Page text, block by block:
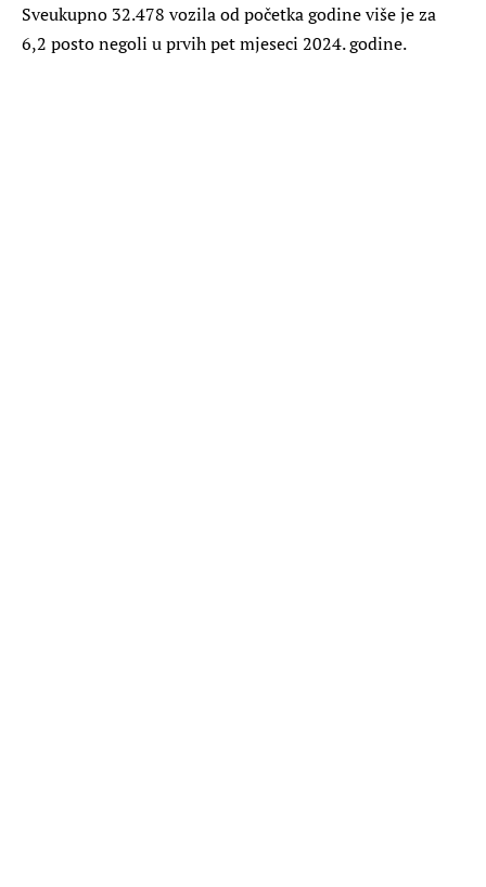
Sveukupno 32.478 vozila od početka godine više je za
6,2 posto negoli u prvih pet mjeseci 2024. godine.